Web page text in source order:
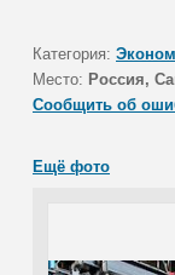
Категория:
Место: Россия,
Сообщить об
Ещё фото